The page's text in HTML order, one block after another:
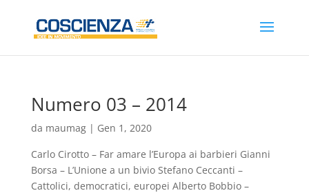
Numero 03 – 2014
da maumag| Gen 1, 2020
Carlo Cirotto – Far amare l’Europa ai barbieri Gianni
Borsa – L’Unione a un bivio Stefano Ceccanti –
Cattolici, democratici, europei Alberto Bobbio –